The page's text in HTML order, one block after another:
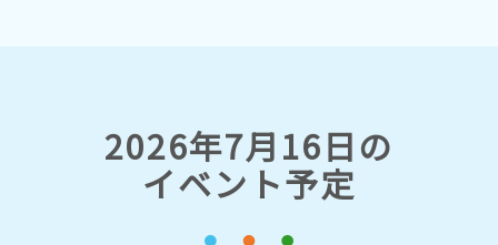
2026年7月16日の
イベント予定